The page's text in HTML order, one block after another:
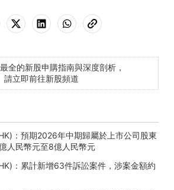
全的新股申購指南與深度剖析，
請立即前往新股頻道
：預期2026年中期歸屬於上市公司股東
人民幣元至8億人民幣元
：累計新增63件訴訟案件，涉案金額約